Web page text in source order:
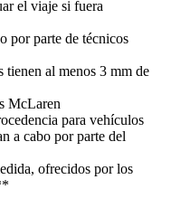
el viaje si fuera
por parte de técnicos
tienen al menos 3 mm de
McLaren
para vehículos
a cabo por parte del
ofrecidos por los